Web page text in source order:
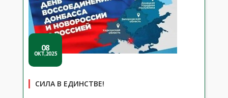
08
ОКТ,2025
СИЛА В ЕДИНСТВЕ!